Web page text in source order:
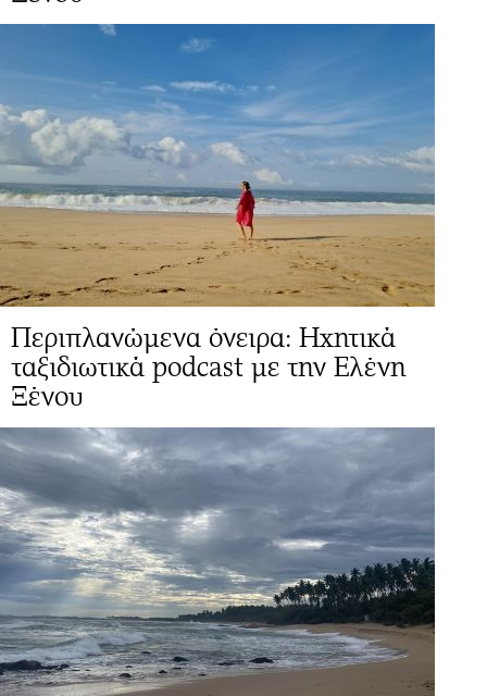
Περιπλανώμενα όνειρα: Ηχητικά
ταξιδιωτικά podcast με την Ελένη
Ξένου